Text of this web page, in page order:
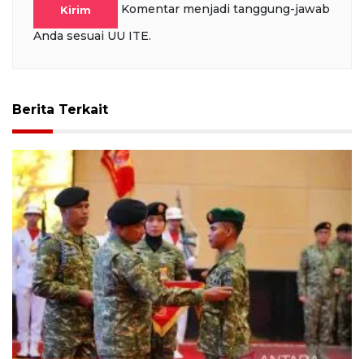
Kirim
Komentar menjadi tanggung-jawab
Anda sesuai UU ITE.
Berita Terkait